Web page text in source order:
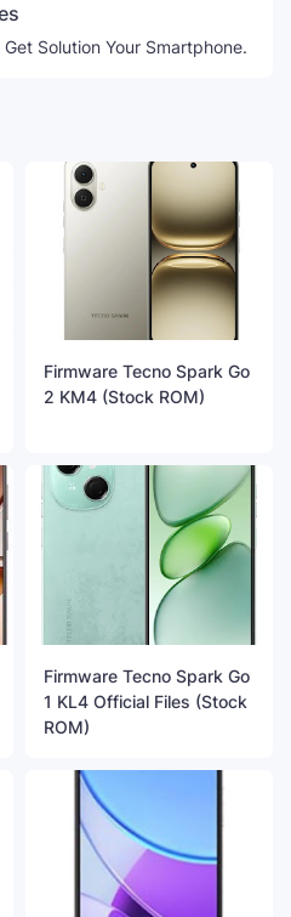
Solution Your Smartphone.
Firmware Tecno Spark Go
2 KM4 (Stock ROM)
Firmware Tecno Spark Go
1 KL4 Official Files (Stock
ROM)